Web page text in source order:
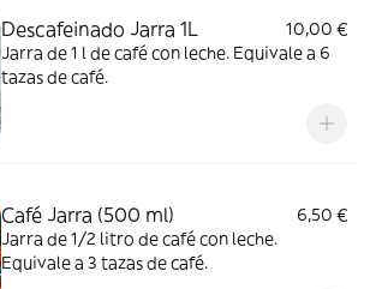
Descafeinado Jarra 1L
10,00 €
Jarra de 1 l de café con leche. Equivale a 6
tazas de café.
Café Jarra (500 ml)
6,50 €
Jarra de 1/2 litro de café con leche.
Equivale a 3 tazas de café.